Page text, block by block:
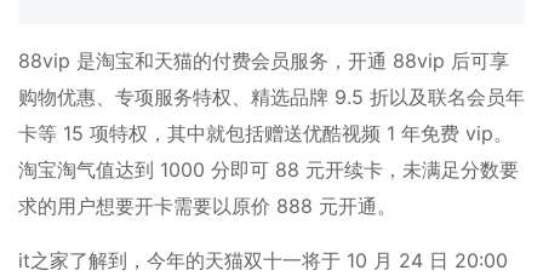
88vip 是淘宝和天猫的付费会员服务，开通 88vip 后可享
购物优惠、专项服务特权、精选品牌 9.5 折以及联名会员年
卡等 15 项特权，其中就包括赠送优酷视频 1 年免费 vip。
淘宝淘气值达到 1000 分即可 88 元开续卡，未满足分数要
求的用户想要开卡需要以原价 888 元开通。
it之家了解到，今年的天猫双十一将于 10 月 24 日 20:00